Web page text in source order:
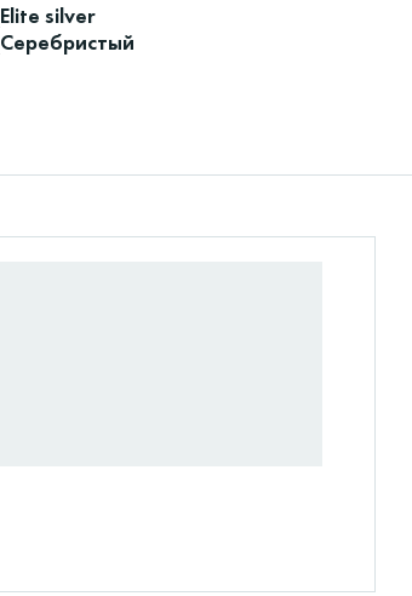
Elite silver
Серебристый